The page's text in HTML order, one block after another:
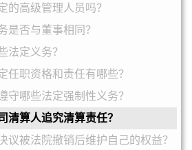
的高级管理人员吗？
是否与董事相同？
法定义务？
任职资格和责任有哪些？
守哪些法定强制性义务？
清算人追究清算责任？
议被法院撤销后维护自己的权益？